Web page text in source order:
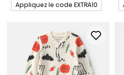
Promotions
Appliquez le code EXTRA10